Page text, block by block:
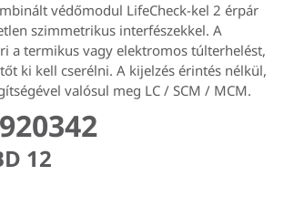
védőmodul LifeCheck-kel 2 érpár
szimmetrikus interfészekkel. A
a termikus vagy elektromos túlterhelést,
ki kell cserélni. A kijelzés érintés nélkül,
valósul meg LC / SCM / MCM.
12